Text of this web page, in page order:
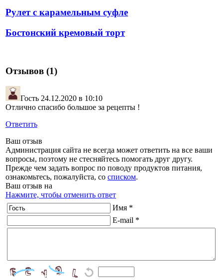
Рулет с карамельным суфле
Бостонский кремовый торт
Отзывов (1)
Гость 24.12.2020 в 10:10
Отлично спасибо большое за рецепты !
Ответить
Ваш отзыв
Администрация сайта не всегда может ответить на все ваши
вопросы, поэтому не стесняйтесь помогать друг другу.
Прежде чем задать вопрос по поводу продуктов питания,
ознакомьтесь, пожалуйста, со списком.
Ваш отзыв на
Нажмите, чтобы отменить ответ
Имя *
E-mail *